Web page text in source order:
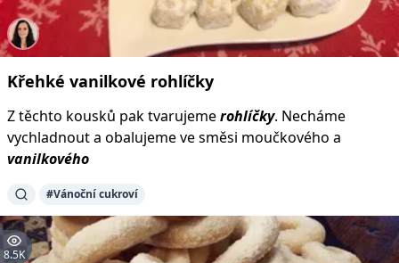
Křehké vanilkové rohlíčky
Z těchto kousků pak tvarujemerohlíčky. Necháme
vychladnout a obalujeme ve směsi moučkového a
vanilkového
#Vánoční cukroví
8.5K